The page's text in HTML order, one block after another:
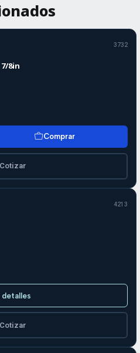
3732
8in
Comprar
Cotizar
4213
detalles
Cotizar